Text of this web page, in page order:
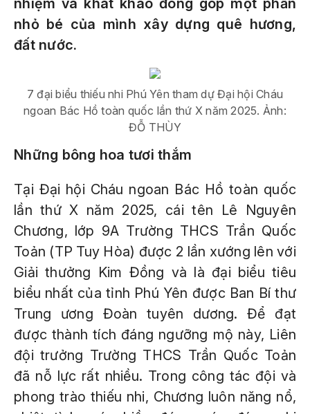
nhiệm và khát khao đóng góp một phần
nhỏ bé của mình xây dựng quê hương,
đất nước.
7 đại biểu thiếu nhi Phú Yên tham dự Đại hội Cháu
ngoan Bác Hồ toàn quốc lần thứ X năm 2025. Ảnh:
ĐỖ THÙY
Những bông hoa tươi thắm
Tại Đại hội Cháu ngoan Bác Hồ toàn quốc
lần thứ X năm 2025, cái tên Lê Nguyên
Chương, lớp 9A Trường THCS Trần Quốc
Toản (TP Tuy Hòa) được 2 lần xướng lên với
Giải thưởng Kim Đồng và là đại biểu tiêu
biểu nhất của tỉnh Phú Yên được Ban Bí thư
Trung ương Đoàn tuyên dương. Để đạt
được thành tích đáng ngưỡng mộ này, Liên
đội trưởng Trường THCS Trần Quốc Toản
đã nỗ lực rất nhiều. Trong công tác đội và
phong trào thiếu nhi, Chương luôn năng nổ,